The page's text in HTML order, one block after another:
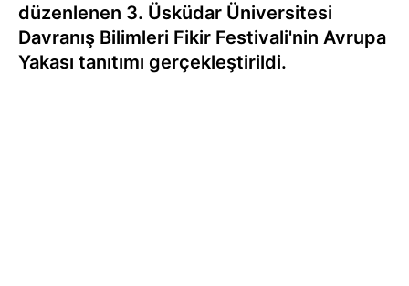
düzenlenen 3. Üsküdar Üniversitesi
Davranış Bilimleri Fikir Festivali'nin Avrupa
Yakası tanıtımı gerçekleştirildi.